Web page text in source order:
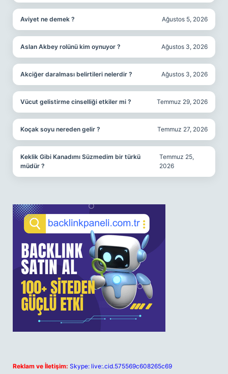
Aviyet ne demek ? Ağustos 5, 2026
Aslan Akbey rolünü kim oynuyor ? Ağustos 3, 2026
Akciğer daralması belirtileri nelerdir ? Ağustos 3, 2026
Vücut gelistirme cinselliği etkiler mi ? Temmuz 29, 2026
Koçak soyu nereden gelir ? Temmuz 27, 2026
Keklik Gibi Kanadımı Süzmedim bir türkü
müdür ?
Temmuz 25,
2026
Reklam ve İletişim: Skype: live:.cid.575569c608265c69